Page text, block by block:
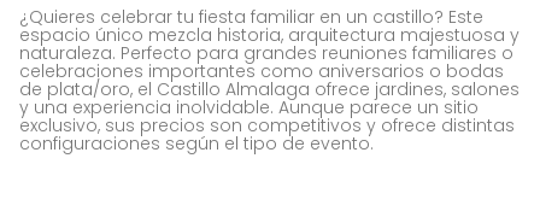
¿Quieres celebrar tu fiesta familiar en un castillo? Este
espacio único mezcla historia, arquitectura majestuosa y
naturaleza. Perfecto para grandes reuniones familiares o
celebraciones importantes como aniversarios o bodas
de plata/oro, el Castillo Almalaga ofrece jardines, salones
y una experiencia inolvidable. Aunque parece un sitio
exclusivo, sus precios son competitivos y ofrece distintas
configuraciones según el tipo de evento.